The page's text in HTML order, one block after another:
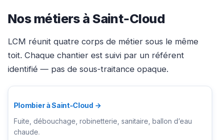
Nos métiers à Saint-Cloud
LCM réunit quatre corps de métier sous le même
toit. Chaque chantier est suivi par un référent
identifié — pas de sous-traitance opaque.
Plombier à Saint-Cloud →
Fuite, débouchage, robinetterie, sanitaire, ballon d’eau
chaude.